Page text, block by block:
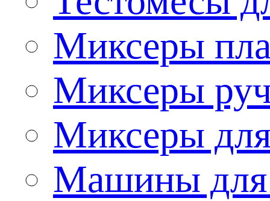
Миксеры
Миксеры
Миксеры
Машины для